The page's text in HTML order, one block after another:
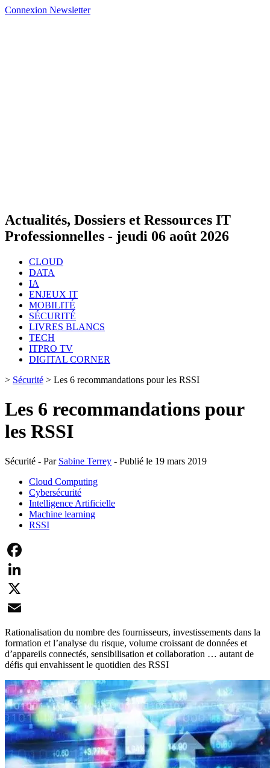
Connexion Newsletter
Actualités, Dossiers et Ressources IT
Professionnelles - jeudi 06 août 2026
CLOUD
DATA
IA
ENJEUX IT
MOBILITÉ
SÉCURITÉ
LIVRES BLANCS
TECH
ITPRO TV
DIGITAL CORNER
> Sécurité > Les 6 recommandations pour les RSSI
Les 6 recommandations pour
les RSSI
Sécurité - Par Sabine Terrey - Publié le 19 mars 2019
Cloud Computing
Cybersécurité
Intelligence Artificielle
Machine learning
RSSI
Facebook
LinkedIn
X
Email
Rationalisation du nombre des fournisseurs, investissements dans la
formation et l’analyse du risque, volume croissant de données et
d’appareils connectés, sensibilisation et collaboration … autant de
défis qui envahissent le quotidien des RSSI